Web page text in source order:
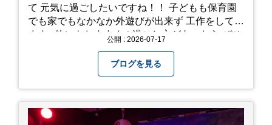
て 元気に過ごしたいですね！！ 子どもも保育園
でも家でもなかなか外遊びが出来ず 工作をしてい
ます♪ 他にもおすすめの過ごし方があったら ぜひ
公開 : 2026-07-17
ブログを見る